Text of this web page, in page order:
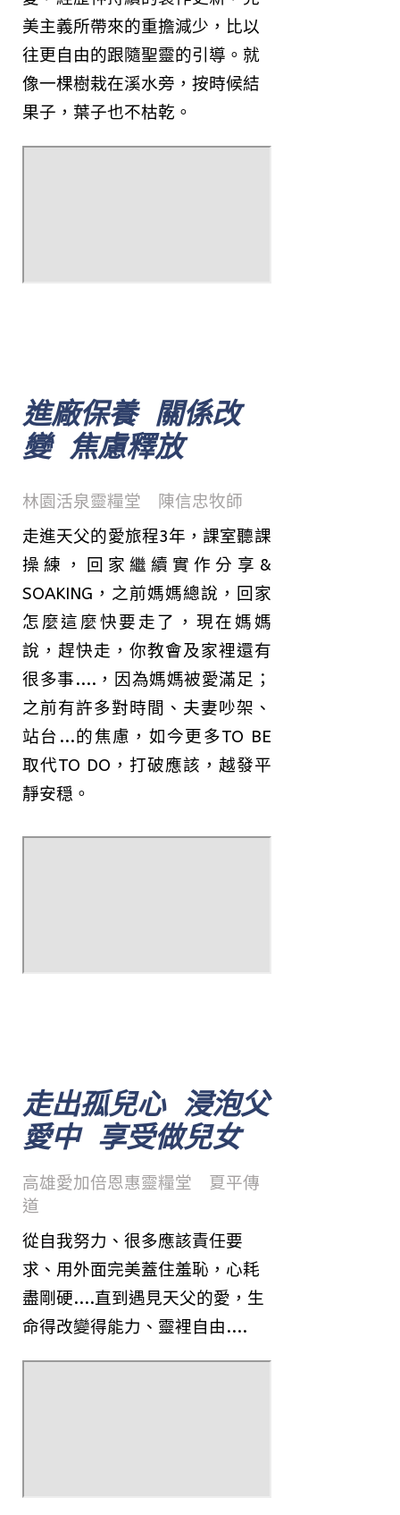
美主義所帶來的重擔減少，比以
往更自由的跟隨聖靈的引導。就
像一棵樹栽在溪水旁，按時候結
果子，葉子也不枯乾。
進廠保養 關係改
變 焦慮釋放
林園活泉靈糧堂 陳信忠牧師
走進天父的愛旅程3年，課室聽課
操練，回家繼續實作分享&
SOAKING，之前媽媽總說，回家
怎麼這麼快要走了，現在媽媽
說，趕快走，你教會及家裡還有
很多事....，因為媽媽被愛滿足；
之前有許多對時間、夫妻吵架、
站台...的焦慮，如今更多TO BE
取代TO DO，打破應該，越發平
靜安穏。
走出孤兒心 浸泡父
愛中 享受做兒女
高雄愛加倍恩惠靈糧堂 夏平傳
道
從自我努力、很多應該責任要
求、用外面完美蓋住羞恥，心耗
盡剛硬....直到遇見天父的愛，生
命得改變得能力、靈裡自由....